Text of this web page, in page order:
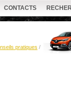
CONTACTS
pratiques /